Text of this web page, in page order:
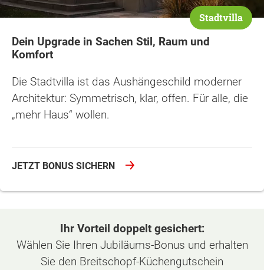
Stadtvilla
Dein Upgrade in Sachen Stil, Raum und
Komfort
Die Stadtvilla ist das Aushängeschild moderner
Architektur: Symmetrisch, klar, offen. Für alle, die
„mehr Haus“ wollen.
JETZT BONUS SICHERN
Ihr Vorteil doppelt gesichert:
Wählen Sie Ihren Jubiläums-Bonus und erhalten
Sie den Breitschopf-Küchengutschein